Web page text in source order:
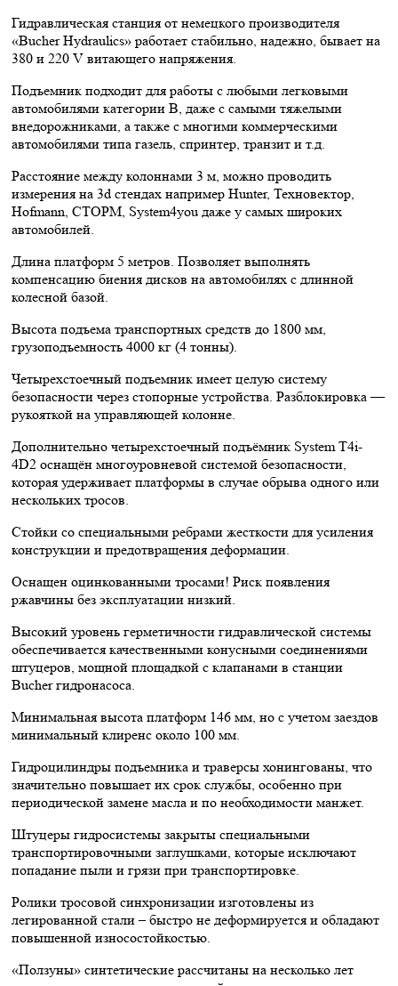
Гидравлическая станция от немецкого производителя
«Bucher Hydraulics» работает стабильно, надежно, бывает на
380 и 220 V витающего напряжения.
Подъемник подходит для работы с любыми легковыми
автомобилями категории B, даже с самыми тяжелыми
внедорожниками, а также с многими коммерческими
автомобилями типа газель, спринтер, транзит и т.д.
Расстояние между колоннами 3 м, можно проводить
измерения на 3d стендах например Hunter, Техновектор,
Hofmann, СТОРМ, System4you даже у самых широких
автомобилей.
Длина платформ 5 метров. Позволяет выполнять
компенсацию биения дисков на автомобилях с длинной
колесной базой.
Высота подъема транспортных средств до 1800 мм,
грузоподъемность 4000 кг (4 тонны).
Четырехстоечный подъемник имеет целую систему
безопасности через стопорные устройства. Разблокировка —
рукояткой на управляющей колонне.
Дополнительно четырехстоечный подъёмник System T4i-
4D2 оснащён многоуровневой системой безопасности,
которая удерживает платформы в случае обрыва одного или
нескольких тросов.
Стойки со специальными ребрами жесткости для усиления
конструкции и предотвращения деформации.
Оснащен оцинкованными тросами! Риск появления
ржавчины без эксплуатации низкий.
Высокий уровень герметичности гидравлической системы
обеспечивается качественными конусными соединениями
штуцеров, мощной площадкой с клапанами в станции
Bucher гидронасоса.
Минимальная высота платформ 146 мм, но с учетом заездов
минимальный клиренс около 100 мм.
Гидроцилиндры подъемника и траверсы хонингованы, что
значительно повышает их срок службы, особенно при
периодической замене масла и по необходимости манжет.
Штуцеры гидросистемы закрыты специальными
транспортировочными заглушками, которые исключают
попадание пыли и грязи при транспортировке.
Ролики тросовой синхронизации изготовлены из
легированной стали – быстро не деформируется и обладают
повышенной износостойкостью.
«Ползуны» синтетические рассчитаны на несколько лет